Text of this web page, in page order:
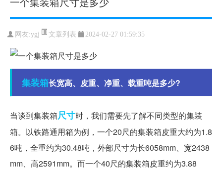
网友:ygj 文章列表 2024-02-27 01:59:35
集装箱长宽高、皮重、净重、载重吨是多少?
当谈到集装箱尺寸时，我们需要先了解不同类型的集装
箱。以铁路通用箱为例，一个20尺的集装箱皮重大约为1.8
6吨，全重约为30.48吨，外部尺寸为长6058mm、宽2438
mm、高2591mm。而一个40尺的集装箱皮重约为3.88